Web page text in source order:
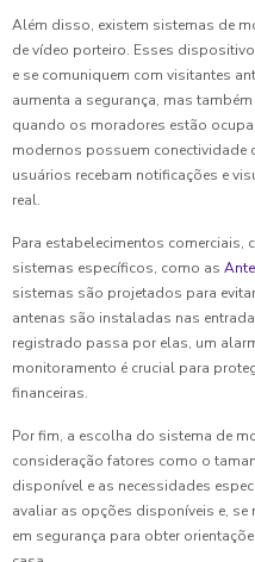
Além disso, existem sistemas de
de vídeo porteiro. Esses
e se comuniquem com visitantes
aumenta a segurança, mas
quando os moradores estão
modernos possuem
usuários recebam notificações e
real.
Para estabelecimentos comerciais,
sistemas específicos, como as
sistemas são projetados para
antenas são instaladas nas
registrado passa por elas, um
monitoramento é crucial para
financeiras.
Por fim, a escolha do sistema de
consideração fatores como o
disponível e as necessidades
avaliar as opções disponíveis e,
em segurança para obter